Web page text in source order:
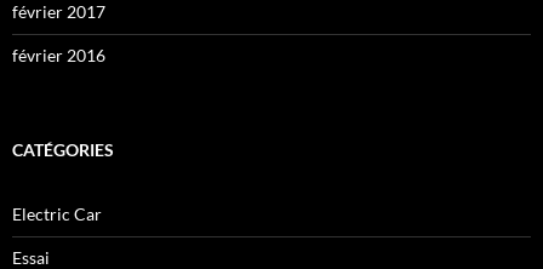
février 2017
février 2016
CATÉGORIES
Electric Car
Essai